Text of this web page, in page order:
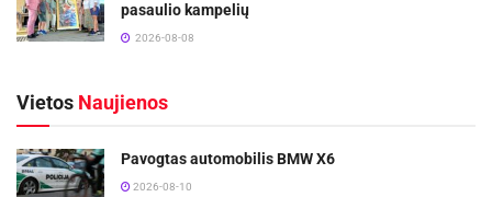
pasaulio kampelių
2026-08-08
Vietos Naujienos
Pavogtas automobilis BMW X6
2026-08-10